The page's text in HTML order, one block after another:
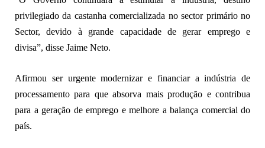
privilegiado da castanha comercializada no sector primário no
Sector, devido à grande capacidade de gerar emprego e
divisa”, disse Jaime Neto.
Afirmou ser urgente modernizar e financiar a indústria de
processamento para que absorva mais produção e contribua
para a geração de emprego e melhore a balança comercial do
país.